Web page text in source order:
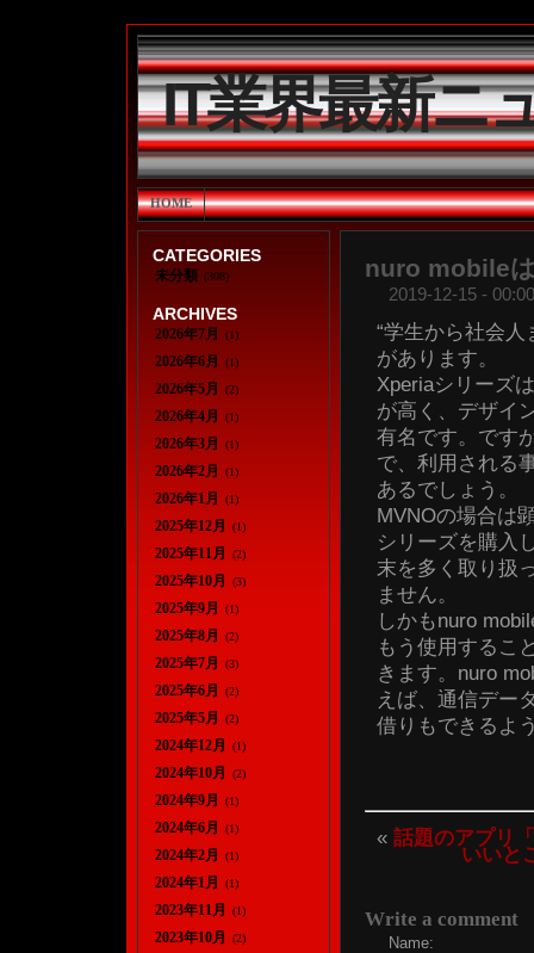
IT業界最新ニ
HOME
nuro mobile
2019-12-15 -
“学生から社会
があります。
Xperiaシリーズ
が高く、デザイ
有名です。です
で、利用される
あるでしょう。
MVNOの場合は
シリーズを購入
末を多く取り扱
ません。
しかもnuro
もう使用するこ
きます。nuro
えば、通信デー
借りもできるよ
« 話題のアプリ
いいと
Write a comment
Name:
CATEGORIES
未分類 (308)
ARCHIVES
2026年7月 (1)
2026年6月 (1)
2026年5月 (2)
2026年4月 (1)
2026年3月 (1)
2026年2月 (1)
2026年1月 (1)
2025年12月 (1)
2025年11月 (2)
2025年10月 (3)
2025年9月 (1)
2025年8月 (2)
2025年7月 (3)
2025年6月 (2)
2025年5月 (2)
2024年12月 (1)
2024年10月 (2)
2024年9月 (1)
2024年6月 (1)
2024年2月 (1)
2024年1月 (1)
2023年11月 (1)
2023年10月 (2)